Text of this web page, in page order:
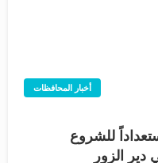
أخبار المحافظات
للشروع
دير الزور